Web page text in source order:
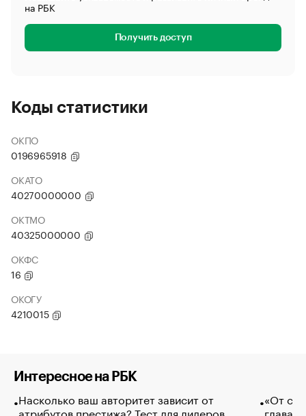
на РБК
Получить доступ
Коды статистики
ОКПО
0196965918
ОКАТО
40270000000
ОКТМО
40325000000
ОКФС
16
ОКОГУ
4210015
Интересное на РБК
Насколько ваш авторитет зависит от
атрибутов престижа? Тест для лидеров
«От
глава